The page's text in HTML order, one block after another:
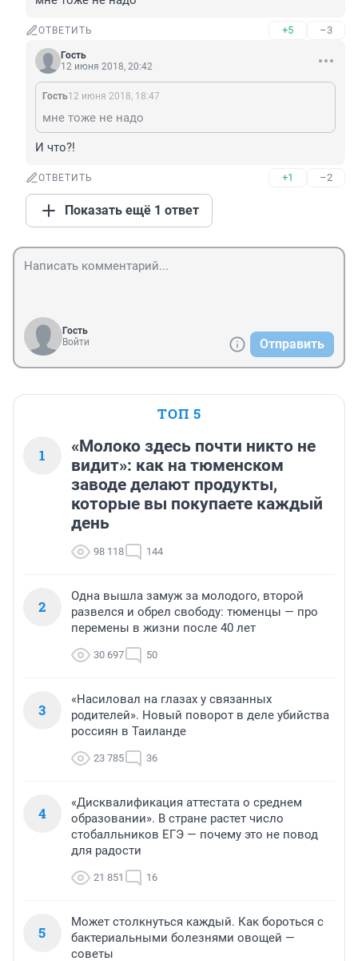
ОТВЕТИТЬ +5 –3
Гость
12 июня 2018, 20:42
Гость12 июня 2018, 18:47
мне тоже не надо
И что?!
ОТВЕТИТЬ +1 –2
Показать ещё 1 ответ
Гость
Войти
Отправить
ТОП 5
1
«Молоко здесь почти никто не
видит»: как на тюменском
заводе делают продукты,
которые вы покупаете каждый
день
98 118 144
2
Одна вышла замуж за молодого, второй
развелся и обрел свободу: тюменцы — про
перемены в жизни после 40 лет
30 697 50
3
«Насиловал на глазах у связанных
родителей». Новый поворот в деле убийства
россиян в Таиланде
23 785 36
4
«Дисквалификация аттестата о среднем
образовании». В стране растет число
стобалльников ЕГЭ — почему это не повод
для радости
21 851 16
5
Может столкнуться каждый. Как бороться с
бактериальными болезнями овощей —
советы